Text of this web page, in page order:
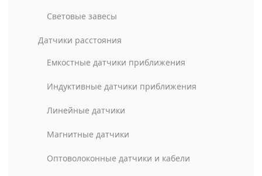
Световые завесы
Датчики расстояния
Емкостные датчики приближения
Индуктивные датчики приближения
Линейные датчики
Магнитные датчики
Оптоволоконные датчики и кабели